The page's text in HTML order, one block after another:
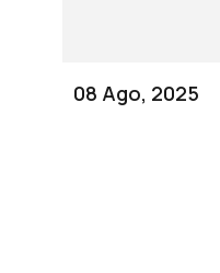
08 Ago, 2025